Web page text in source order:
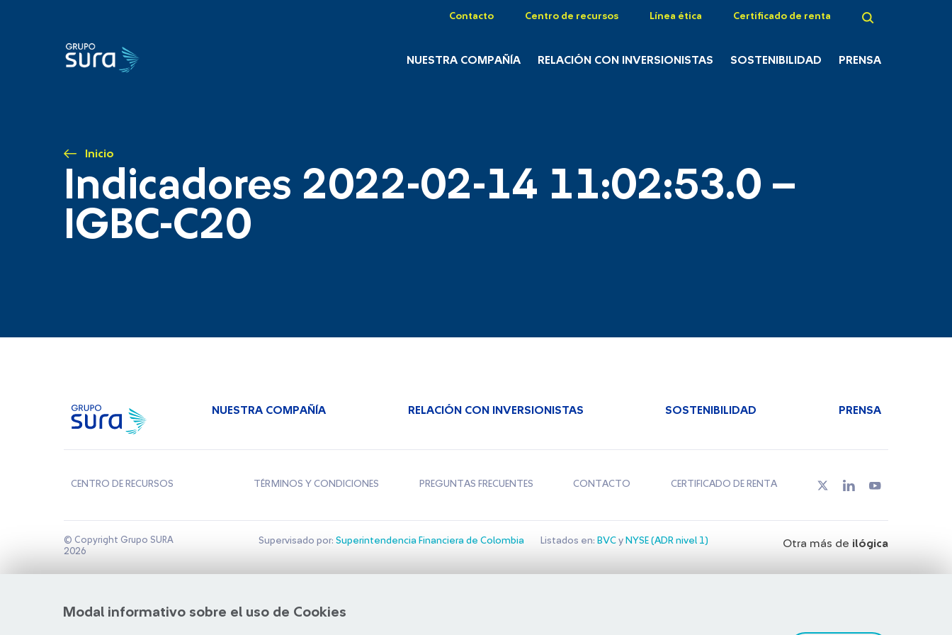
Contacto Centro de recursos Línea ética Certificado de renta
NUESTRA COMPAÑÍA RELACIÓN CON INVERSIONISTAS SOSTENIBILIDAD PRENSA
Inicio
Indicadores 2022-02-14 11:02:53.0 –
IGBC-C20
Modal informativo sobre el uso de Cookies
NUESTRA COMPAÑÍA RELACIÓN CON INVERSIONISTAS SOSTENIBILIDAD PRENSA
CENTRO DE RECURSOS TÉRMINOS Y CONDICIONES PREGUNTAS FRECUENTES CONTACTO CERTIFICADO DE RENTA
© Copyright Grupo SURA
2026
Supervisado por: Superintendencia Financiera de Colombia Listados en: BVCy NYSE (ADR nivel 1) Otra más de ilógica